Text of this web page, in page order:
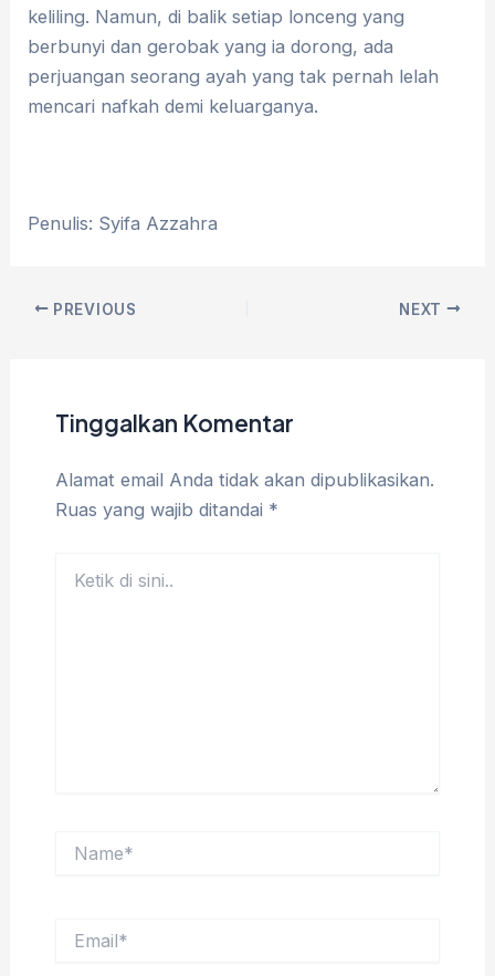
keliling. Namun, di balik setiap lonceng yang
berbunyi dan gerobak yang ia dorong, ada
perjuangan seorang ayah yang tak pernah lelah
mencari nafkah demi keluarganya.
Penulis: Syifa Azzahra
PREVIOUS NEXT
Tinggalkan Komentar
Alamat email Anda tidak akan dipublikasikan.
Ruas yang wajib ditandai *